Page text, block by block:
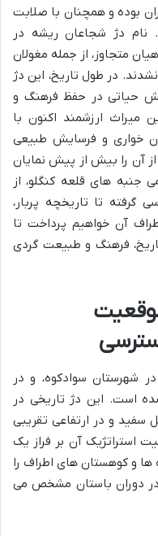
بوده و همچنان با صلابت
نام دژ شجاعان ریشه در
متجاوز، از جمله مغولان
در طول تاریخ، این دژ
حیاتی در حفظ فرهنگ و
میراث ارزشمند اکنون با
خواری و فرسایش طبیعی
آن را بیش از پیش نمایان
جنبه های قلعه کنگلو، از
گرفته تا تاریخچه پربار،
آن خواهیم پرداخت تا
فرهنگ و طبیعت گردی
شهرستان سوادکوه، و در
است. این دژ تاریخی در
پل سفید و در ارتفاعی تقریبی
استراتژیک آن بر فراز یک
ها و کوهستان های اطراف را
در دوران باستان مشخص می